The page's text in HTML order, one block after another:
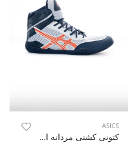
ASICS
کتونی کشتی مردانه اسیکس Asics Force Step M